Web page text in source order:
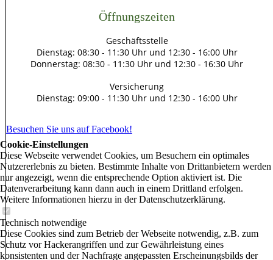
Öffnungszeiten
Geschäftsstelle
Dienstag: 08:30 - 11:30 Uhr und 12:30 - 16:00 Uhr
Donnerstag: 08:30 - 11:30 Uhr und 12:30 - 16:30 Uhr
Versicherung
Dienstag: 09:00 - 11:30 Uhr und 12:30 - 16:00 Uhr
Besuchen Sie uns auf Facebook!
Cookie-Einstellungen
Diese Webseite verwendet Cookies, um Besuchern ein optimales
Nutzererlebnis zu bieten. Bestimmte Inhalte von Drittanbietern werden
nur angezeigt, wenn die entsprechende Option aktiviert ist. Die
Datenverarbeitung kann dann auch in einem Drittland erfolgen.
Weitere Informationen hierzu in der Datenschutzerklärung.
Technisch notwendige
Diese Cookies sind zum Betrieb der Webseite notwendig, z.B. zum
Schutz vor Hackerangriffen und zur Gewährleistung eines
konsistenten und der Nachfrage angepassten Erscheinungsbilds der